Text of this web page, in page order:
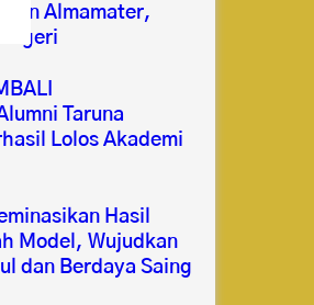
Almamater,
Taruna
Lolos Akademi
Hasil
Model, Wujudkan
dan Berdaya Saing